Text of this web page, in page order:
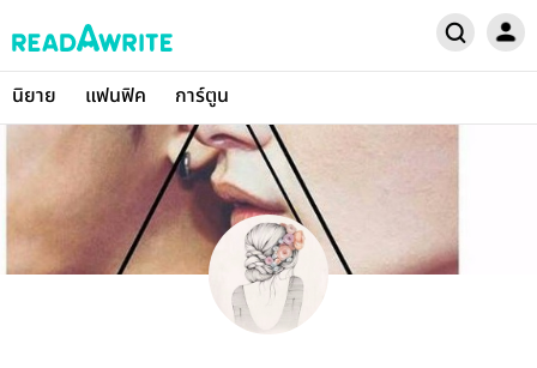
นิยาย แฟนฟิค การ์ตูน